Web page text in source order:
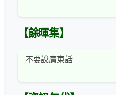
【餘暉集】
不要說廣東話